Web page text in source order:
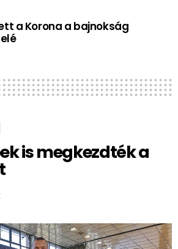
a Korona a bajnokság
is megkezdték a